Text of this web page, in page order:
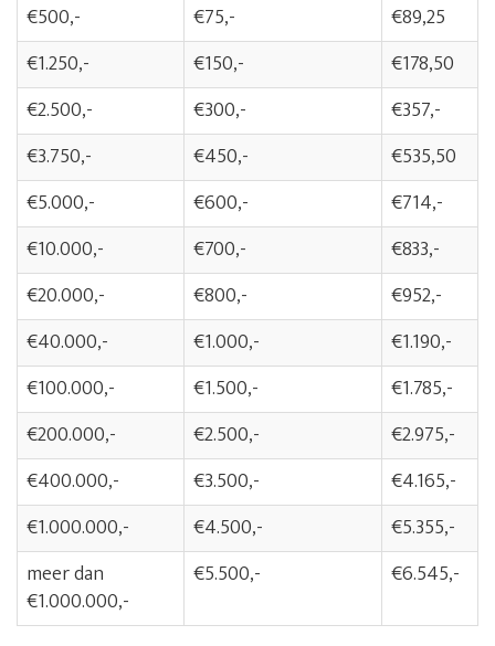
€500,-
€75,-
€89,25
€1.250,-
€150,-
€178,50
€2.500,-
€300,-
€357,-
€3.750,-
€450,-
€535,50
€5.000,-
€600,-
€714,-
€10.000,-
€700,-
€833,-
€20.000,-
€800,-
€952,-
€40.000,-
€1.000,-
€1.190,-
€100.000,-
€1.500,-
€1.785,-
€200.000,-
€2.500,-
€2.975,-
€400.000,-
€3.500,-
€4.165,-
€1.000.000,-
€4.500,-
€5.355,-
meer dan
€1.000.000,-
€5.500,- €6.545,-